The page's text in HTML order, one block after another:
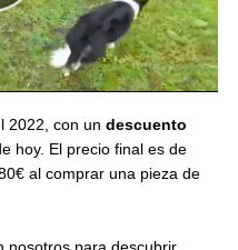
2022, con un descuento
hoy. El precio final es de
al comprar una pieza de
nosotros para descubrir